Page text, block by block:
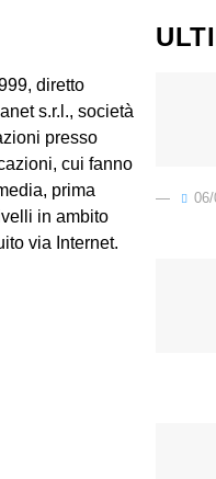
diretto
s.r.l., società
presso
cui fanno
prima
in ambito
via Internet.